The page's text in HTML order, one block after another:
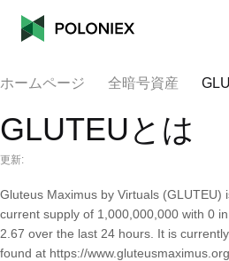
ホームページ 全暗号資産
GLUTEUとは
更新:
Gluteus Maximus by Virtuals
current supply of 1,000,000,000 with 0
2.67 over the last 24 hours. It is
found at https://